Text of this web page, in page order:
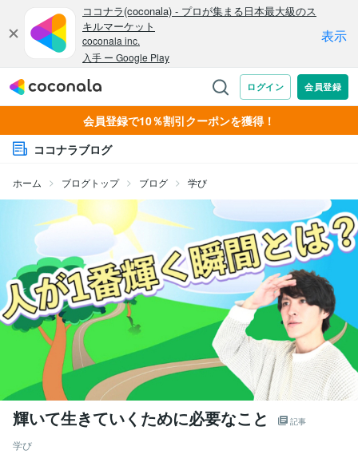
会員登録で10％割引クーポンを獲得！
ココナラブログ
ホーム ブログトップ ブログ 学び
輝いて生きていくために必要なこと 記事
学び